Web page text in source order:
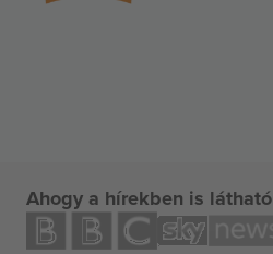
Ahogy a hírekben is látható